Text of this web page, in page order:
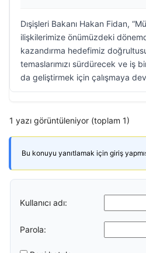
Dışişleri Bakanı Hakan Fidan,
ilişkilerimize önümüzdeki
kazandırma hedefimiz
temaslarımızı sürdürecek ve iş
da geliştirmek için çalışmaya
1 yazı görüntüleniyor (toplam 1)
Bu konuyu yanıtlamak için giriş
Kullanıcı adı:
Parola: